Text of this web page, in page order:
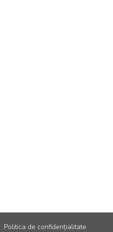
Politica de confidențialitate